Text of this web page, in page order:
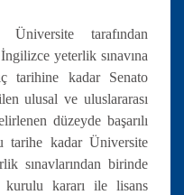
tarafından
yeterlik sınavına
tarihine kadar Senato
ulusal ve uluslararası
düzeyde başarılı
tarihe kadar Üniversite
sınavlarından birinde
kurulu kararı ile lisans